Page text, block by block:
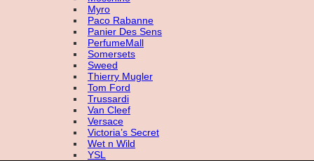
Myro
Paco Rabanne
Panier Des Sens
PerfumeMall
Somersets
Sweed
Thierry Mugler
Tom Ford
Trussardi
Van Cleef
Versace
Victoria’s Secret
Wet n Wild
YSL